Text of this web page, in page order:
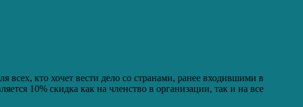
всех, кто хочет вести дело со странами, ранее входившими в
10% скидка как на членство в организации, так и на все